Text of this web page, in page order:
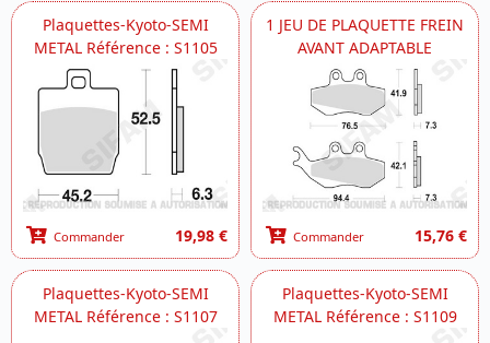
Plaquettes-Kyoto-SEMI
METAL Référence : S1105
Commander 19,98 €
1 JEU DE PLAQUETTE FREIN
AVANT ADAPTABLE
Commander 15,76 €
Plaquettes-Kyoto-SEMI
METAL Référence : S1107
Plaquettes-Kyoto-SEMI
METAL Référence : S1109